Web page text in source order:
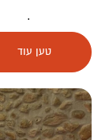
גם חבריכם על
בעלי חיים.
ינאי ידאג לכל מה
אכפתיות.
במתחמים השונים:
טען עוד